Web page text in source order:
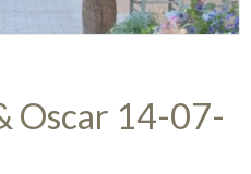
Oscar 14-07-